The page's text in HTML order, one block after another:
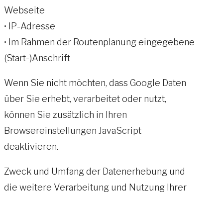
Webseite
• IP-Adresse
• Im Rahmen der Routenplanung eingegebene
(Start-)Anschrift
Wenn Sie nicht möchten, dass Google Daten
über Sie erhebt, verarbeitet oder nutzt,
können Sie zusätzlich in Ihren
Browsereinstellungen JavaScript
deaktivieren.
Zweck und Umfang der Datenerhebung und
die weitere Verarbeitung und Nutzung Ihrer